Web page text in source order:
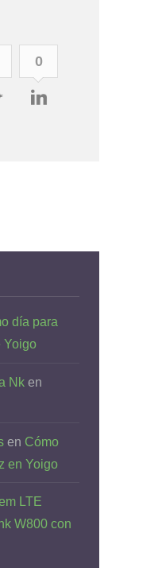
0
día para
Yoigo
Nk en
en Cómo
en Yoigo
LTE
W800 con